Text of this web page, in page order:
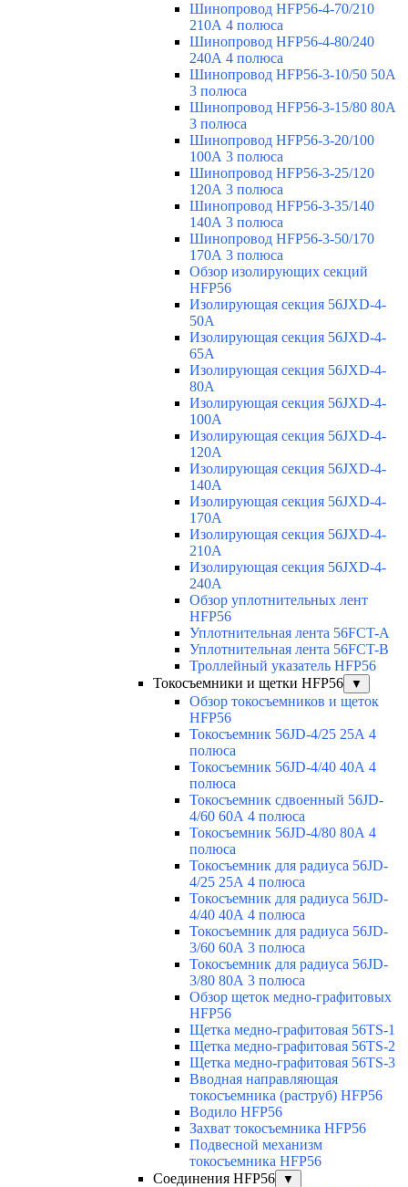
Шинопровод HFP56-4-70/210
210А 4 полюса
Шинопровод HFP56-4-80/240
240А 4 полюса
Шинопровод HFP56-3-10/50 50А
3 полюса
Шинопровод HFP56-3-15/80 80А
3 полюса
Шинопровод HFP56-3-20/100
100А 3 полюса
Шинопровод HFP56-3-25/120
120А 3 полюса
Шинопровод HFP56-3-35/140
140А 3 полюса
Шинопровод HFP56-3-50/170
170А 3 полюса
Обзор изолирующих секций
HFP56
Изолирующая секция 56JXD-4-
50A
Изолирующая секция 56JXD-4-
65A
Изолирующая секция 56JXD-4-
80A
Изолирующая секция 56JXD-4-
100A
Изолирующая секция 56JXD-4-
120A
Изолирующая секция 56JXD-4-
140A
Изолирующая секция 56JXD-4-
170A
Изолирующая секция 56JXD-4-
210A
Изолирующая секция 56JXD-4-
240A
Обзор уплотнительных лент
HFP56
Уплотнительная лента 56FCT-A
Уплотнительная лента 56FCT-B
Троллейный указатель HFP56
Токосъемники и щетки HFP56
▼
Обзор токосъемников и щеток
HFP56
Токосъемник 56JD-4/25 25А 4
полюса
Токосъемник 56JD-4/40 40А 4
полюса
Токосъемник сдвоенный 56JD-
4/60 60А 4 полюса
Токосъемник 56JD-4/80 80А 4
полюса
Токосъемник для радиуса 56JD-
4/25 25А 4 полюса
Токосъемник для радиуса 56JD-
4/40 40А 4 полюса
Токосъемник для радиуса 56JD-
3/60 60А 3 полюса
Токосъемник для радиуса 56JD-
3/80 80А 3 полюса
Обзор щеток медно-графитовых
HFP56
Щетка медно-графитовая 56TS-1
Щетка медно-графитовая 56TS-2
Щетка медно-графитовая 56TS-3
Вводная направляющая
токосъемника (раструб) HFP56
Водило HFP56
Захват токосъемника HFP56
Подвесной механизм
токосъемника HFP56
Соединения HFP56
▼